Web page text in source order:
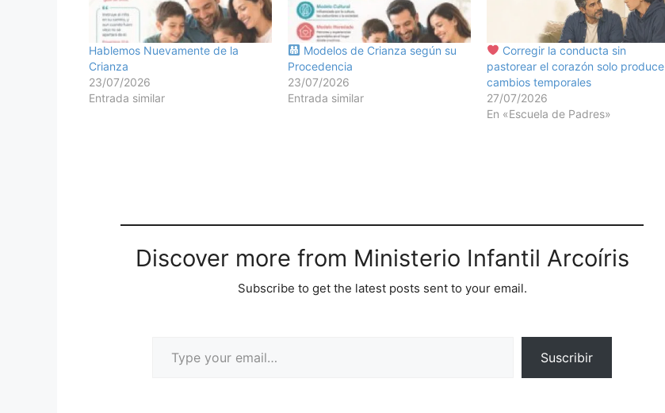
Hablemos Nuevamente de la
Crianza
23/07/2026
Entrada similar
Modelos de Crianza según su
Procedencia
23/07/2026
Entrada similar
Corregir la conducta sin
pastorear el corazón solo produce
cambios temporales
27/07/2026
En «Escuela de Padres»
Discover more from Ministerio Infantil Arcoíris
Subscribe to get the latest posts sent to your email.
Suscribir